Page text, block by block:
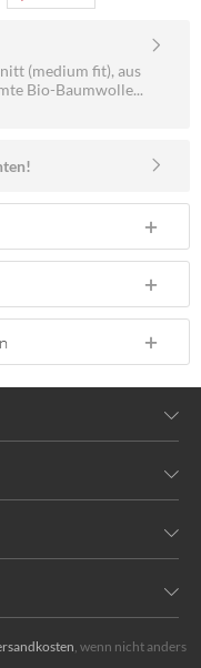
(medium fit), aus
Bio-Baumwolle...
, wenn nicht anders